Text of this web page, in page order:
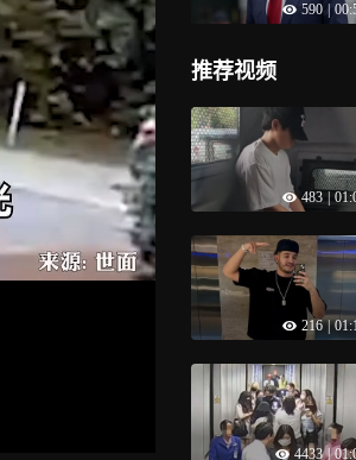
590
推荐视频
483
216 |
4433 |